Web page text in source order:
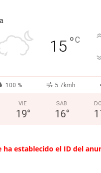
15 °C
100 % 5.7kmh
VIE
19°
SAB
16°
ha establecido el ID del